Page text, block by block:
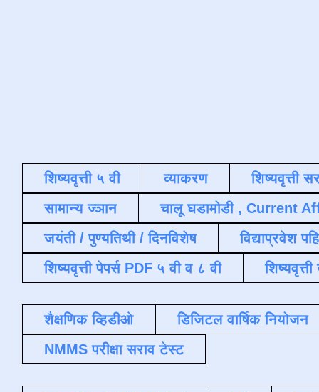
शिष्यवृत्ती ५ वी व्याकरण
शिष्यवृत्ती
सामान्य ज्ञान
चालू घडामोडी , Current
जयंती / पुण्यतिथी / दिनविशेष
विद्याप्रवेश
शिष्यवृत्ती पेपर्स PDF ५ वी व ८ वी
शैक्षणिक व्हिडीओ
डिजिटल वार्षिक नियोजन
NMMS परीक्षा सराव टेस्ट